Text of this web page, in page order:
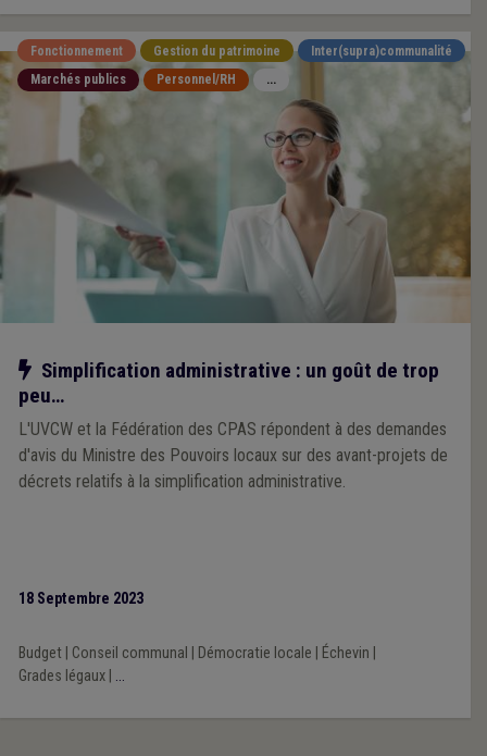
Fonctionnement Gestion du patrimoine
Inter(supra)communalité
Marchés publics
Personnel/RH ...
Notre action
Simplification administrative : un goût de trop
peu…
L'UVCW et la Fédération des CPAS répondent à des demandes
d'avis du Ministre des Pouvoirs locaux sur des avant-projets de
décrets relatifs à la simplification administrative.
18 Septembre 2023
Budget| Conseil communal Démocratie locale Échevin
Grades légaux| ...